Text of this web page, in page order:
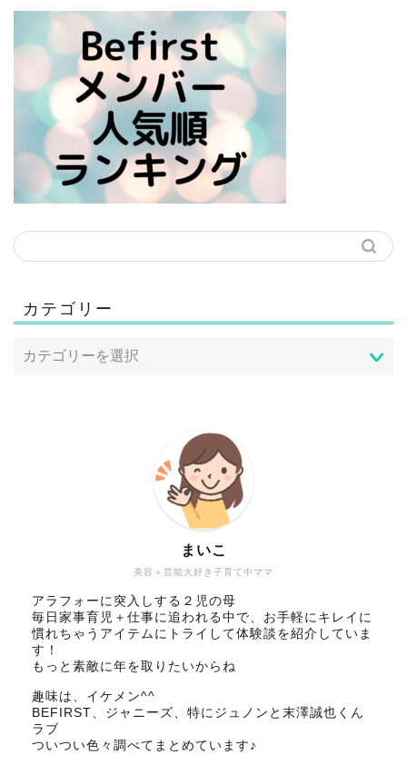
カテゴリー
美容＋芸能大好き子育て中ママ
まいこ
アラフォーに突入しする２児の母
毎日家事育児＋仕事に追われる中で、お手軽にキレイに
慣れちゃうアイテムにトライして体験談を紹介していま
す！
もっと素敵に年を取りたいからね
趣味は、イケメン^^
BEFIRST、ジャニーズ、特にジュノンと末澤誠也くん
ラブ
ついつい色々調べてまとめています♪